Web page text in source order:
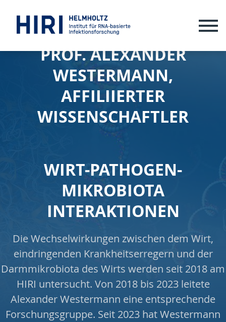
PROF. ALEXANDER
WESTERMANN,
AFFILIIERTER
WISSENSCHAFTLER
WIRT-PATHOGEN-
MIKROBIOTA
INTERAKTIONEN
Die Wechselwirkungen zwischen dem Wirt,
eindringenden Krankheitserregern und der
Darmmikrobiota des Wirts werden seit 2018 am
HIRI untersucht. Von 2018 bis 2023 leitete
Alexander Westermann eine entsprechende
Forschungsgruppe. Seit 2023 hat Westermann